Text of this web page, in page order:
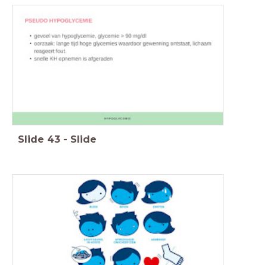
Slide 43 - Slide